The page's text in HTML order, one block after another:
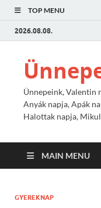
TOP MENU
2026.08.08.
Ünnepeink, Valentin
Anyák napja, Apák
Halottak napja,
MAIN MENU
GYEREKNAP